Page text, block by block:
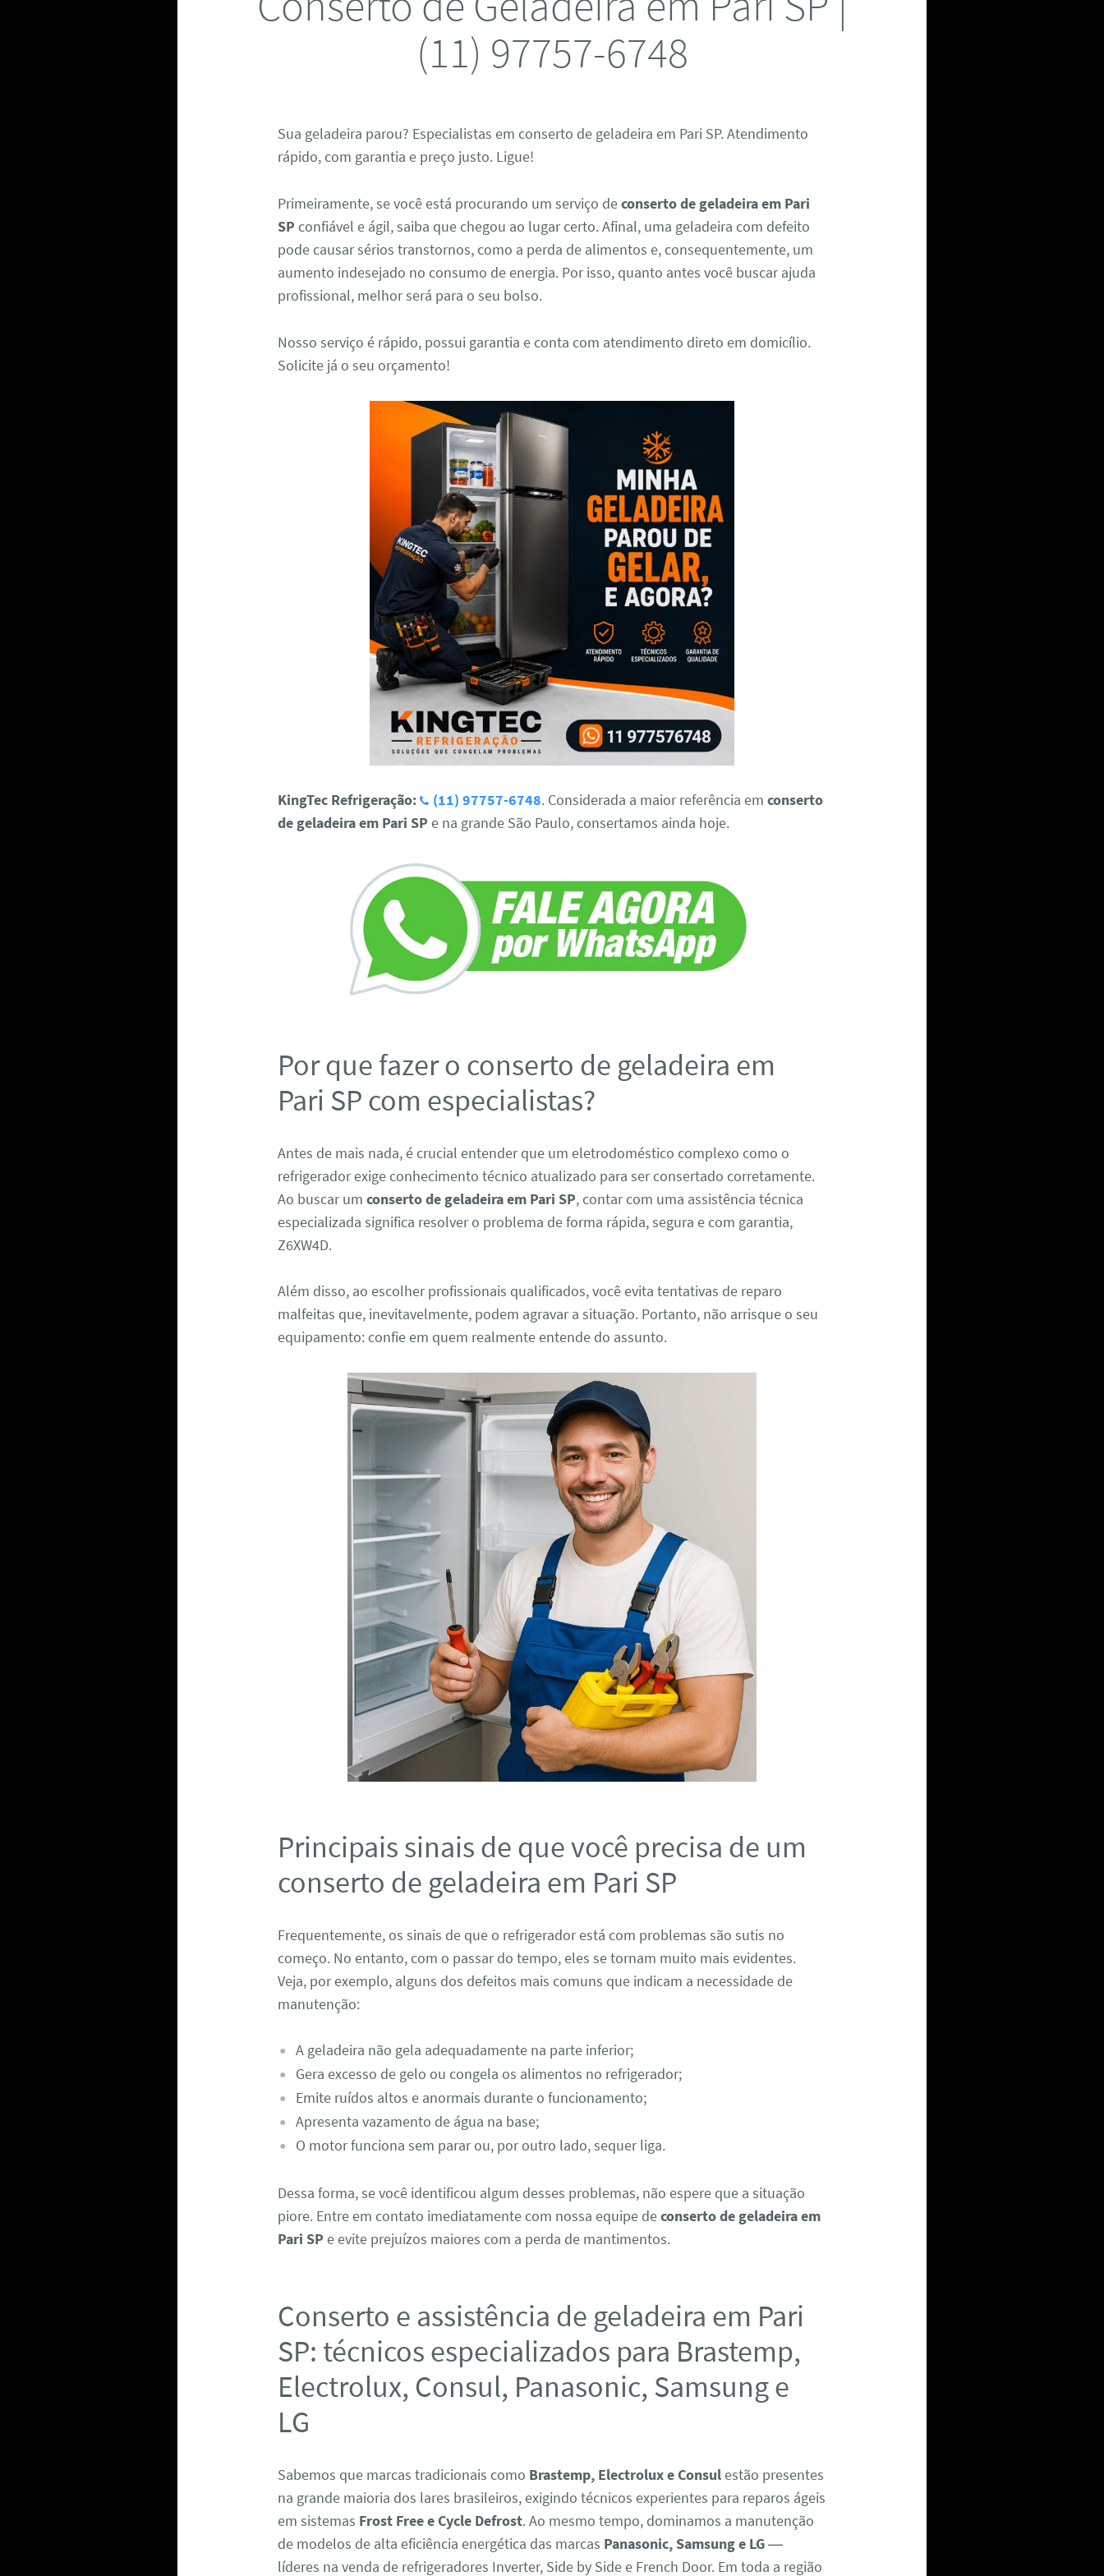
(11) 97757-6748
Sua geladeira parou? Especialistas em conserto de geladeira em Pari SP. Atendimento
rápido, com garantia e preço justo. Ligue!
Primeiramente, se você está procurando um serviço deconserto de geladeira em Pari
SP confiável e ágil, saiba que chegou ao lugar certo. Afinal, uma geladeira com defeito
pode causar sérios transtornos, como a perda de alimentos e, consequentemente, um
aumento indesejado no consumo de energia. Por isso, quanto antes você buscar ajuda
profissional, melhor será para o seu bolso.
Nosso serviço é rápido, possui garantia e conta com atendimento direto em domicílio.
Solicite já o seu orçamento!
KingTec Refrigeração: (11) 97757-6748. Considerada a maior referência emconserto
de geladeira em Pari SP e na grande São Paulo, consertamos ainda hoje.
Por que fazer o conserto de geladeira em
Pari SP com especialistas?
Antes de mais nada, é crucial entender que um eletrodoméstico complexo como o
refrigerador exige conhecimento técnico atualizado para ser consertado corretamente.
Ao buscar umconserto de geladeira em Pari SP, contar com uma assistência técnica
especializada significa resolver o problema de forma rápida, segura e com garantia,
Z6XW4D.
Além disso, ao escolher profissionais qualificados, você evita tentativas de reparo
malfeitas que, inevitavelmente, podem agravar a situação. Portanto, não arrisque o seu
equipamento: confie em quem realmente entende do assunto.
Principais sinais de que você precisa de um
conserto de geladeira em Pari SP
Frequentemente, os sinais de que o refrigerador está com problemas são sutis no
começo. No entanto, com o passar do tempo, eles se tornam muito mais evidentes.
Veja, por exemplo, alguns dos defeitos mais comuns que indicam a necessidade de
manutenção:
A geladeira não gela adequadamente na parte inferior;
Gera excesso de gelo ou congela os alimentos no refrigerador;
Emite ruídos altos e anormais durante o funcionamento;
Apresenta vazamento de água na base;
O motor funciona sem parar ou, por outro lado, sequer liga.
Dessa forma, se você identificou algum desses problemas, não espere que a situação
piore. Entre em contato imediatamente com nossa equipe deconserto de geladeira em
Pari SP e evite prejuízos maiores com a perda de mantimentos.
Conserto e assistência de geladeira em Pari
SP: técnicos especializados para Brastemp,
Electrolux, Consul, Panasonic, Samsung e
LG
Sabemos que marcas tradicionais como Brastemp, Electrolux e Consulestão presentes
na grande maioria dos lares brasileiros, exigindo técnicos experientes para reparos ágeis
em sistemas Frost Free e Cycle Defrost. Ao mesmo tempo, dominamos a manutenção
de modelos de alta eficiência energética das marcas Panasonic, Samsung e LG—
líderes na venda de refrigeradores Inverter, Side by Side e French Door. Em toda a região